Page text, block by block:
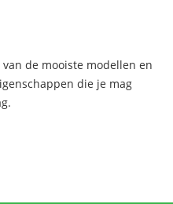
de mooiste modellen en
die je mag